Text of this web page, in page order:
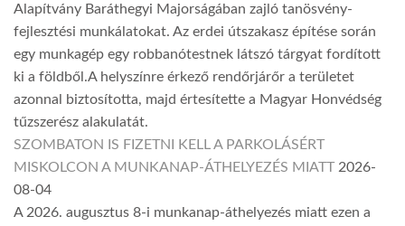
Alapítvány Baráthegyi Majorságában zajló tanösvény-
fejlesztési munkálatokat. Az erdei útszakasz építése során
egy munkagép egy robbanótestnek látszó tárgyat fordított
ki a földből.A helyszínre érkező rendőrjárőr a területet
azonnal biztosította, majd értesítette a Magyar Honvédség
tűzszerész alakulatát.
SZOMBATON IS FIZETNI KELL A PARKOLÁSÉRT
MISKOLCON A MUNKANAP-ÁTHELYEZÉS MIATT 2026-
08-04
A 2026. augusztus 8-i munkanap-áthelyezés miatt ezen a